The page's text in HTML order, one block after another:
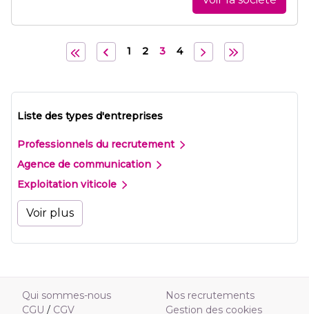
Liste des types d'entreprises
Professionnels du recrutement
Agence de communication
Exploitation viticole
Voir plus
1 2 3 4
Qui sommes-nous
CGU / CGV
Nos recrutements
Gestion des cookies